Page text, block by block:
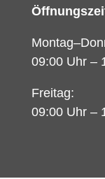
09:00 Uhr –
Freitag:
09:00 Uhr –